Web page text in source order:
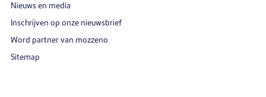
Nieuws en media
Inschrijven op onze nieuwsbrief
Word partner van mozzeno
Sitemap